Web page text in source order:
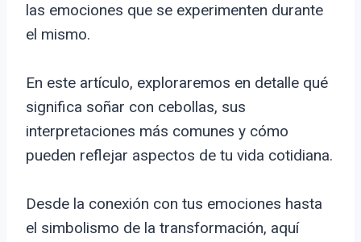
las emociones que se experimenten durante
el mismo.
En este artículo, exploraremos en detalle qué
significa soñar con cebollas, sus
interpretaciones más comunes y cómo
pueden reflejar aspectos de tu vida cotidiana.
Desde la conexión con tus emociones hasta
el simbolismo de la transformación, aquí